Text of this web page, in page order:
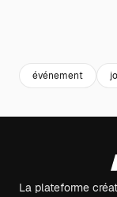
événement
La plateforme